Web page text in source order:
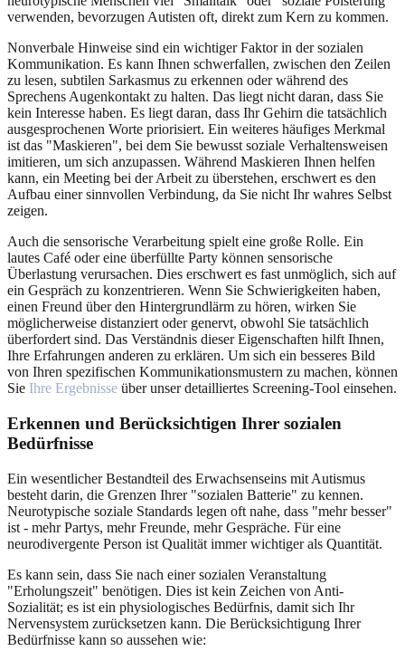
verwenden, bevorzugen Autisten oft, direkt zum Kern zu kommen.
Nonverbale Hinweise sind ein wichtiger Faktor in der sozialen
Kommunikation. Es kann Ihnen schwerfallen, zwischen den Zeilen
zu lesen, subtilen Sarkasmus zu erkennen oder während des
Sprechens Augenkontakt zu halten. Das liegt nicht daran, dass Sie
kein Interesse haben. Es liegt daran, dass Ihr Gehirn die tatsächlich
ausgesprochenen Worte priorisiert. Ein weiteres häufiges Merkmal
ist das "Maskieren", bei dem Sie bewusst soziale Verhaltensweisen
imitieren, um sich anzupassen. Während Maskieren Ihnen helfen
kann, ein Meeting bei der Arbeit zu überstehen, erschwert es den
Aufbau einer sinnvollen Verbindung, da Sie nicht Ihr wahres Selbst
zeigen.
Auch die sensorische Verarbeitung spielt eine große Rolle. Ein
lautes Café oder eine überfüllte Party können sensorische
Überlastung verursachen. Dies erschwert es fast unmöglich, sich auf
ein Gespräch zu konzentrieren. Wenn Sie Schwierigkeiten haben,
einen Freund über den Hintergrundlärm zu hören, wirken Sie
möglicherweise distanziert oder genervt, obwohl Sie tatsächlich
überfordert sind. Das Verständnis dieser Eigenschaften hilft Ihnen,
Ihre Erfahrungen anderen zu erklären. Um sich ein besseres Bild
von Ihren spezifischen Kommunikationsmustern zu machen, können
Sie Ihre Ergebnisse über unser detailliertes Screening-Tool einsehen.
Erkennen und Berücksichtigen Ihrer sozialen
Bedürfnisse
Ein wesentlicher Bestandteil des Erwachsenseins mit Autismus
besteht darin, die Grenzen Ihrer "sozialen Batterie" zu kennen.
Neurotypische soziale Standards legen oft nahe, dass "mehr besser"
ist - mehr Partys, mehr Freunde, mehr Gespräche. Für eine
neurodivergente Person ist Qualität immer wichtiger als Quantität.
Es kann sein, dass Sie nach einer sozialen Veranstaltung
"Erholungszeit" benötigen. Dies ist kein Zeichen von Anti-
Sozialität; es ist ein physiologisches Bedürfnis, damit sich Ihr
Nervensystem zurücksetzen kann. Die Berücksichtigung Ihrer
Bedürfnisse kann so aussehen wie: